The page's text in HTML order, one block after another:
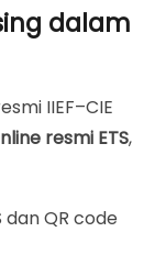
dalam
IIEF–CIE
resmi ETS,
dan QR code